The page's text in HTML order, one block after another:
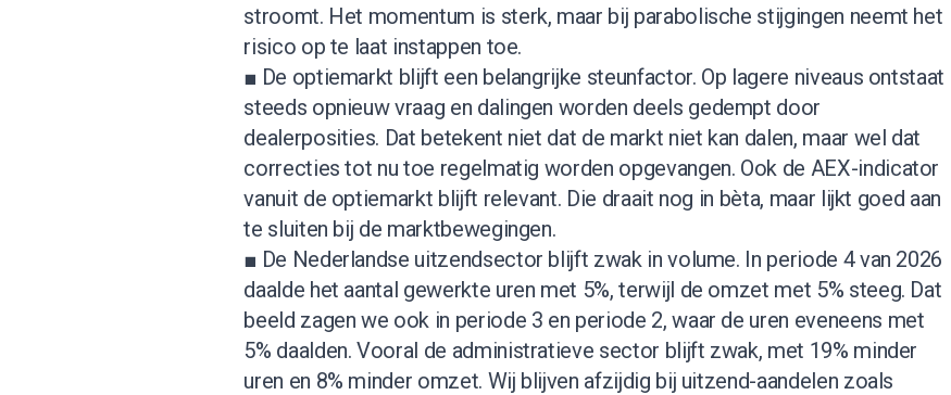
stroomt. Het momentum is sterk, maar bij parabolische stijgingen neemt het
risico op te laat instappen toe.
■ De optiemarkt blijft een belangrijke steunfactor. Op lagere niveaus ontstaat
steeds opnieuw vraag en dalingen worden deels gedempt door
dealerposities. Dat betekent niet dat de markt niet kan dalen, maar wel dat
correcties tot nu toe regelmatig worden opgevangen. Ook de AEX-indicator
vanuit de optiemarkt blijft relevant. Die draait nog in bèta, maar lijkt goed aan
te sluiten bij de marktbewegingen.
■ De Nederlandse uitzendsector blijft zwak in volume. In periode 4 van 2026
daalde het aantal gewerkte uren met 5%, terwijl de omzet met 5% steeg. Dat
beeld zagen we ook in periode 3 en periode 2, waar de uren eveneens met
5% daalden. Vooral de administratieve sector blijft zwak, met 19% minder
uren en 8% minder omzet. Wij blijven afzijdig bij uitzend-aandelen zoals